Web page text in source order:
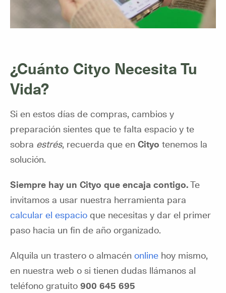
¿Cuánto Cityo Necesita Tu
Vida?
Si en estos días de compras, cambios y
preparación sientes que te falta espacio y te
sobra estrés, recuerda que en Cityo tenemos la
solución.
Siempre hay un Cityo que encaja contigo.Te
invitamos a usar nuestra herramienta para
calcular el espacio que necesitas y dar el primer
paso hacia un fin de año organizado.
Alquila un trastero o almacén online hoy mismo,
en nuestra web o si tienen dudas llámanos al
teléfono gratuito 900 645 695